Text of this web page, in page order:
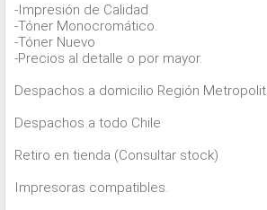
-Impresión de Calidad
-Tóner Monocromático.
-Tóner Nuevo
-Precios al detalle o por mayor.
Despachos a domicilio Región
Despachos a todo Chile
Retiro en tienda (Consultar stock)
Impresoras compatibles.